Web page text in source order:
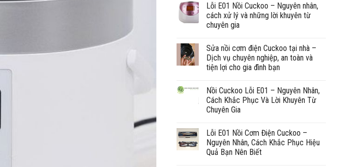
Lỗi E01 Nồi Cuckoo – Nguyên nhân,
cách xử lý và những lời khuyên từ
chuyên gia
Sửa nồi cơm điện Cuckoo tại nhà –
Dịch vụ chuyên nghiệp, an toàn và
tiện lợi cho gia đình bạn
Nồi Cuckoo Lỗi E01 – Nguyên Nhân,
Cách Khắc Phục Và Lời Khuyên Từ
Chuyên Gia
Lỗi E01 Nồi Cơm Điện Cuckoo –
Nguyên Nhân, Cách Khắc Phục Hiệu
Quả Bạn Nên Biết